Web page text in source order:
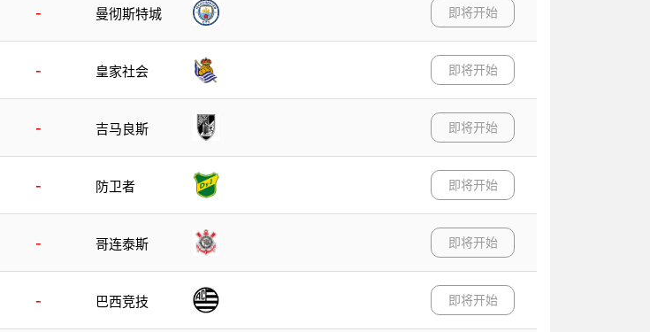
- 曼彻斯特城 即将开始
- 皇家社会 即将开始
- 吉马良斯 即将开始
- 防卫者 即将开始
- 哥连泰斯 即将开始
- 巴西竞技 即将开始